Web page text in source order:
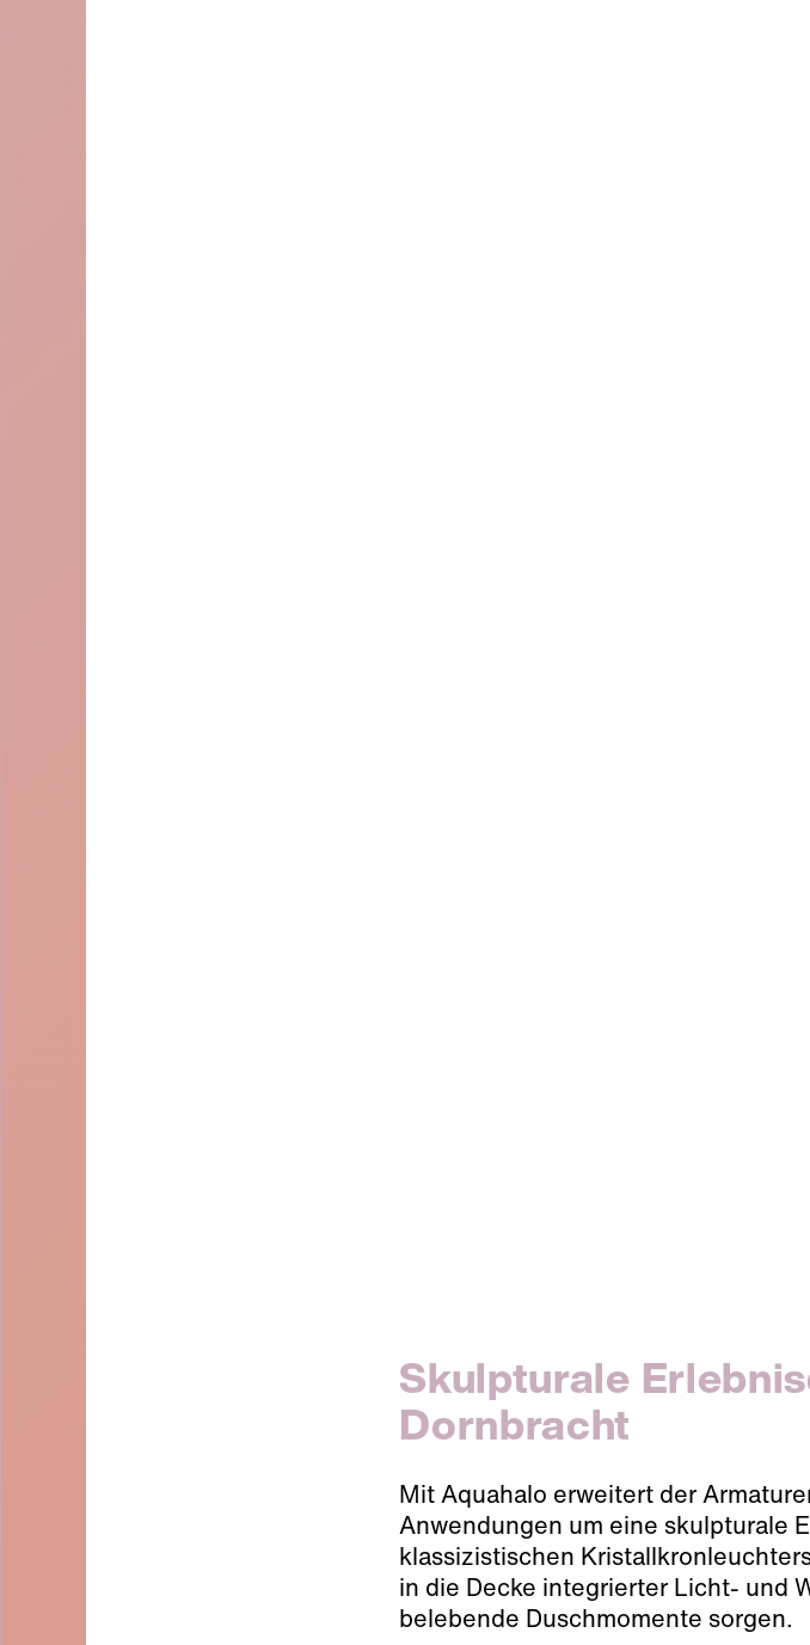
Skulpturale
Dornbracht
Mit Aquahalo erweitert der
Anwendungen um eine skulpturale
klassizistischen
in die Decke integrierter Licht- und
belebende Duschmomente sorgen.